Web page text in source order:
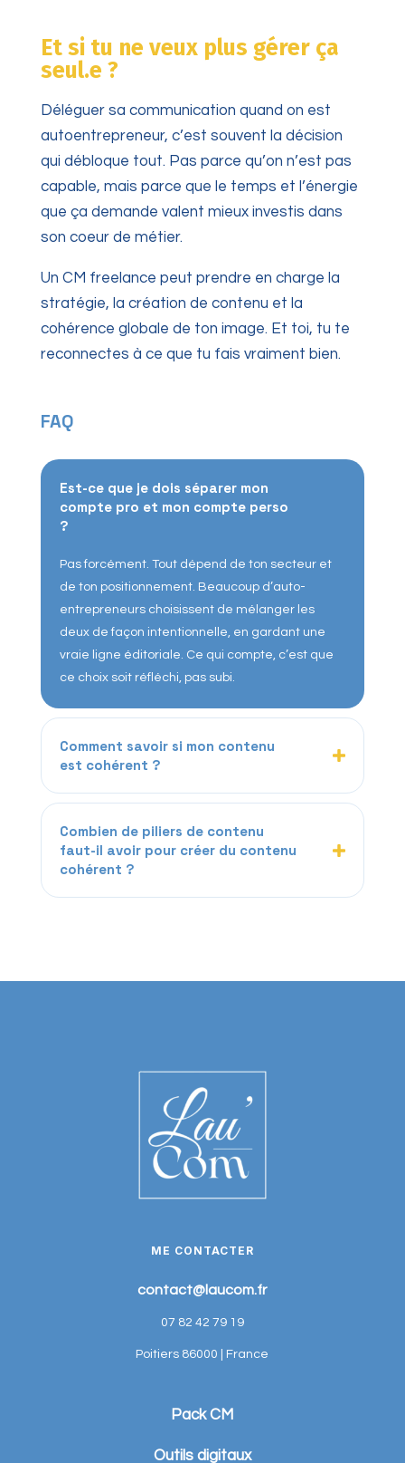
Et si tu ne veux plus gérer ça
seul.e ?
Déléguer sa communication quand on est
autoentrepreneur, c’est souvent la décision
qui débloque tout. Pas parce qu’on n’est pas
capable, mais parce que le temps et l’énergie
que ça demande valent mieux investis dans
son coeur de métier.
Un CM freelance peut prendre en charge la
stratégie, la création de contenu et la
cohérence globale de ton image. Et toi, tu te
reconnectes à ce que tu fais vraiment bien.
FAQ
Est-ce que je dois séparer mon
compte pro et mon compte perso
?
Pas forcément. Tout dépend de ton secteur et
de ton positionnement. Beaucoup d’auto-
entrepreneurs choisissent de mélanger les
deux de façon intentionnelle, en gardant une
vraie ligne éditoriale. Ce qui compte, c’est que
ce choix soit réfléchi, pas subi.
Comment savoir si mon contenu
est cohérent ?
Combien de piliers de contenu
faut-il avoir pour créer du contenu
cohérent ?
ME CONTACTER
contact@laucom.fr
07 82 42 79 19
Poitiers 86000 | France
Pack CM
Outils digitaux